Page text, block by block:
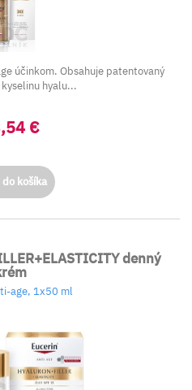
účinkom. Obsahuje patentovaný
hyalu...
€
do košíka
denný
age, 1x50 ml